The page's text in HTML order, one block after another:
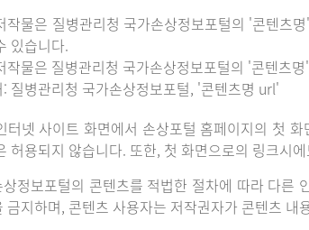
작물은 질병관리청 국가손상정보포털의 '콘텐츠
있습니다.
작물은 질병관리청 국가손상정보포털의 '콘텐츠
: 질병관리청 국가손상정보포털, '콘텐츠명 url'
터넷 사이트 화면에서 손상포털 홈페이지의 첫
허용되지 않습니다. 또한, 첫 화면으로의 링크시
상정보포털의 콘텐츠를 적법한 절차에 따라 다른
금지하며, 콘텐츠 사용자는 저작권자가 콘텐츠